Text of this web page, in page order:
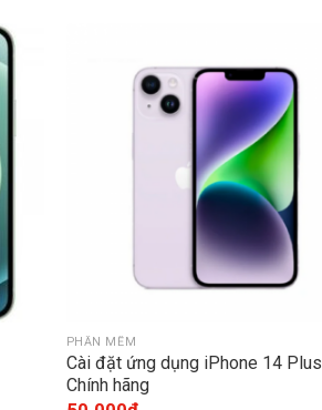
PHẦN MỀM
Cài đặt ứng dụng iPhone 14 Plus
Chính hãng